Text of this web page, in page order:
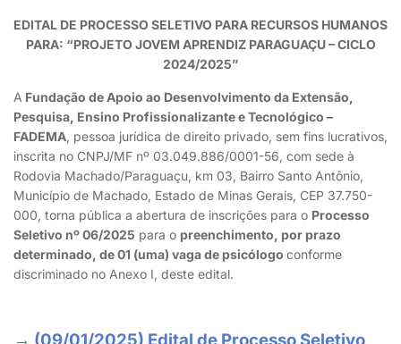
EDITAL DE PROCESSO SELETIVO PARA RECURSOS HUMANOS
PARA: “PROJETO JOVEM APRENDIZ PARAGUAÇU – CICLO
2024/2025”
A Fundação de Apoio ao Desenvolvimento da Extensão,
Pesquisa, Ensino Profissionalizante e Tecnológico –
FADEMA, pessoa jurídica de direito privado, sem fins lucrativos,
inscrita no CNPJ/MF nº 03.049.886/0001-56, com sede à
Rodovia Machado/Paraguaçu, km 03, Bairro Santo Antônio,
Município de Machado, Estado de Minas Gerais, CEP 37.750-
000, torna pública a abertura de inscrições para o Processo
Seletivo nº 06/2025 para o preenchimento, por prazo
determinado, de 01 (uma) vaga de psicólogo conforme
discriminado no Anexo I, deste edital.